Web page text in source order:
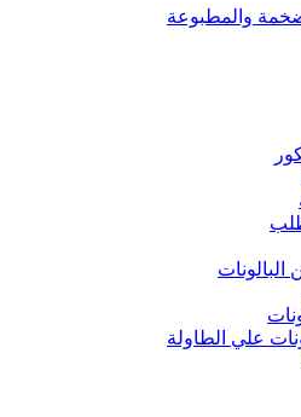
والمطبوعة
البالونات
علي الطاولة